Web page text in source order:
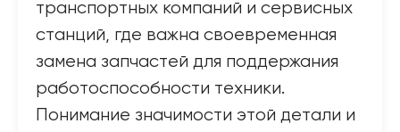
транспортных компаний и сервисных
станций, где важна своевременная
замена запчастей для поддержания
работоспособности техники.
Понимание значимости этой детали и